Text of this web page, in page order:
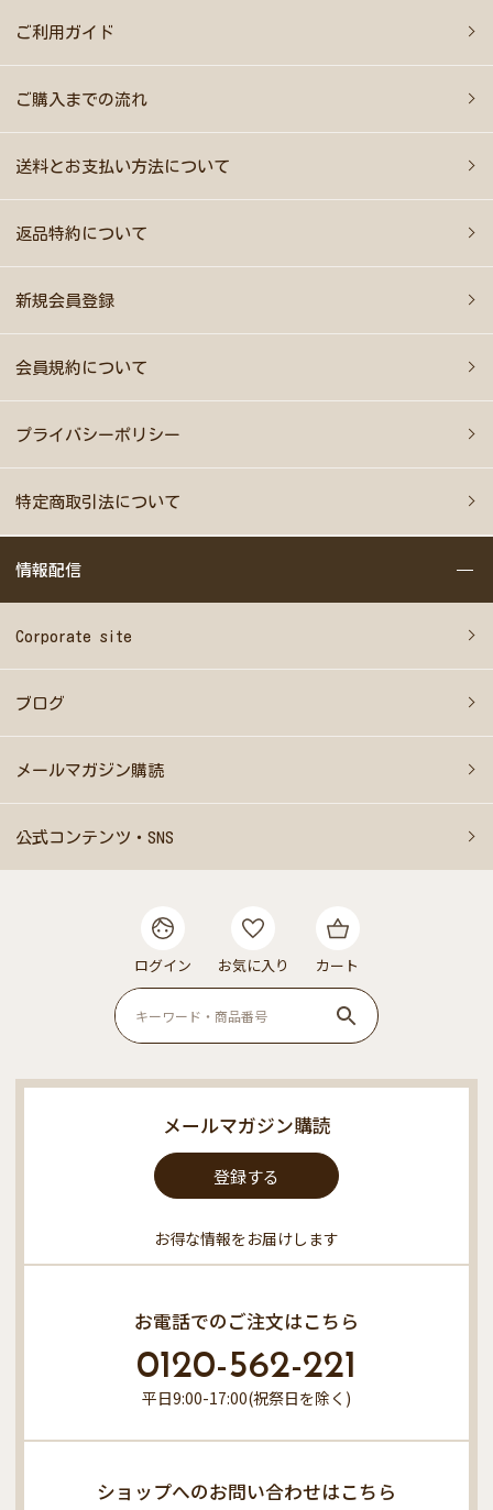
ご利用ガイド
ご購入までの流れ
送料とお支払い方法について
返品特約について
新規会員登録
会員規約について
プライバシーポリシー
特定商取引法について
情報配信
Corporate site
ブログ
メールマガジン購読
公式コンテンツ・SNS
ログイン お気に入り カート
メールマガジン購読
登録する
お得な情報をお届けします
お電話でのご注文はこちら
0120-562-221
平日9:00-17:00(祝祭日を除く)
ショップへのお問い合わせはこちら